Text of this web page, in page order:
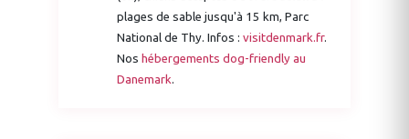
plages de sable jusqu'à 15 km, Parc
National de Thy. Infos : visitdenmark.fr.
Nos hébergements dog-friendly au
Danemark.